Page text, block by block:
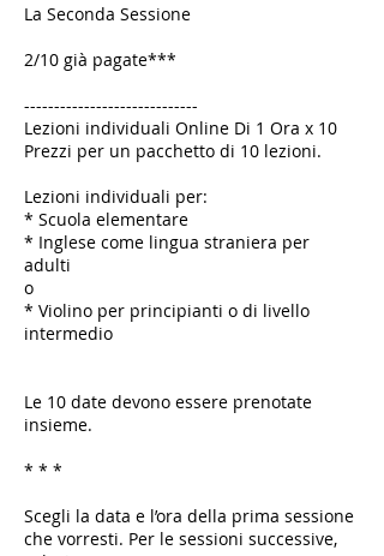
La Seconda Sessione
2/10 già pagate***
-----------------------------
Lezioni individuali Online Di 1 Ora x 10
Prezzi per un pacchetto di 10 lezioni.
Lezioni individuali per:
* Scuola elementare
* Inglese come lingua straniera per
adulti
o
* Violino per principianti o di livello
intermedio
Le 10 date devono essere prenotate
insieme.
* * *
Scegli la data e l’ora della prima sessione
che vorresti. Per le sessioni successive,